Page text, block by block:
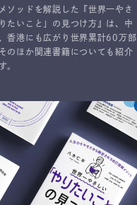
ソッドを解説した『世界一やさ
たいこと」の見つけ方』は、中
香港にも広がり世界累計60万部
のほか関連書籍についても紹介
。